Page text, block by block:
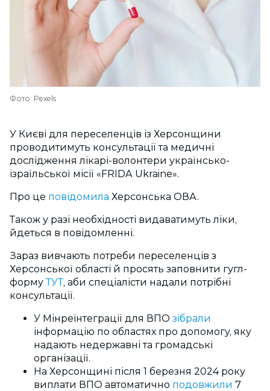
Фото: Pexels
У Києві для переселенців із Херсонщини
проводитимуть консультації та медичні
дослідження лікарі-волонтери українсько-
ізраїльської місії «FRIDA Ukraine».
Про це повідомила Херсонська ОВА.
Також у разі необхідності видаватимуть ліки,
йдеться в повідомленні.
Зараз вивчають потреби переселенців з
Херсонської області й просять заповнити гугл-
формуТУТ, аби спеціалісти надали потрібні
консультації.
У Мінреінтеграції для ВПО зібрали
інформацію по областях про допомогу, яку
надають недержавні та громадські
організації.
На Херсонщині після 1 березня 2024 року
виплати ВПО автоматично подовжили 7